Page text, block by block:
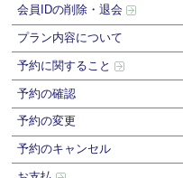
会員IDの削除・退会
プラン内容について
予約に関すること
予約の確認
予約の変更
予約のキャンセル